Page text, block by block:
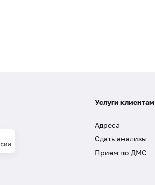
Услуги клиентам
Адреса
Сдать анализы
Прием по ДМС